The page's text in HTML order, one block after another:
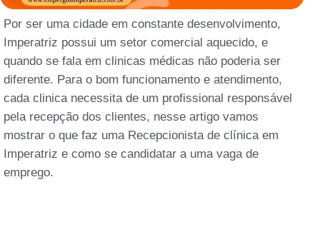
Por ser uma cidade em constante desenvolvimento,
Imperatriz possui um setor comercial aquecido, e
quando se fala em clinicas médicas não poderia ser
diferente. Para o bom funcionamento e atendimento,
cada clinica necessita de um profissional responsável
pela recepção dos clientes, nesse artigo vamos
mostrar o que faz uma Recepcionista de clínica em
Imperatriz e como se candidatar a uma vaga de
emprego.